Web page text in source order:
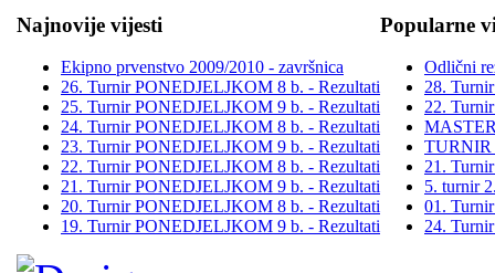
Najnovije vijesti
Ekipno prvenstvo 2009/2010 - završnica
26. Turnir PONEDJELJKOM 8 b. - Rezultati
25. Turnir PONEDJELJKOM 9 b. - Rezultati
24. Turnir PONEDJELJKOM 8 b. - Rezultati
23. Turnir PONEDJELJKOM 9 b. - Rezultati
22. Turnir PONEDJELJKOM 8 b. - Rezultati
21. Turnir PONEDJELJKOM 9 b. - Rezultati
20. Turnir PONEDJELJKOM 8 b. - Rezultati
19. Turnir PONEDJELJKOM 9 b. - Rezultati
Popularne
Odlični
28.
22.
TURNIR
21.
5. turnir
01.
24.